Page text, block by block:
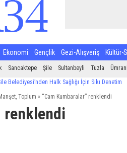
Ekonomi Gençlik Gezi-Alışveriş Kültür-
Sancaktepe Şile Sultanbeyli Tuzla
Halk Sağlığı İçin Sıkı Denetim 12:29
, Toplum »“Cam Kumbaralar” renklendi
renklendi